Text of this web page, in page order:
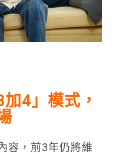
4」模式，
容，前3年仍將維